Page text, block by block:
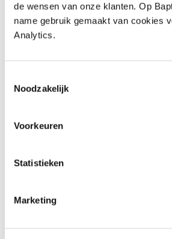
de wensen van onze klanten. Op
name gebruik gemaakt van cookies
Analytics.
Noodzakelijk
Voorkeuren
Statistieken
Marketing
Vergleich
Produktnummer: 423411